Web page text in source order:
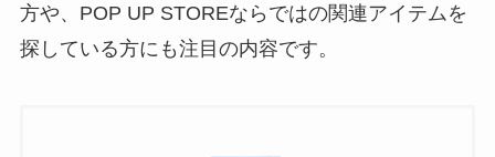
方や、POP UP STOREならではの関連アイテムを
探している方にも注目の内容です。